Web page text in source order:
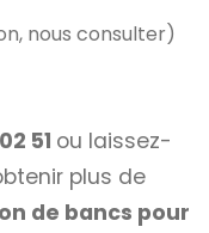
nous consulter)
51 ou laissez-
plus de
de bancs pour